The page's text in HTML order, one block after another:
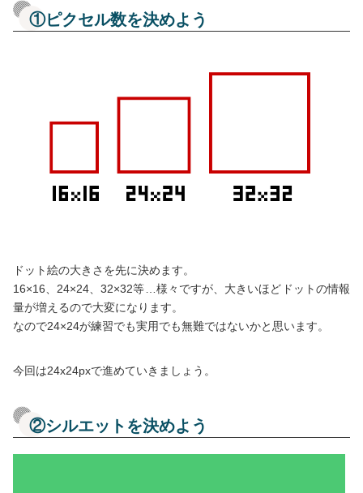
①ピクセル数を決めよう
ドット絵の大きさを先に決めます。
16×16、24×24、32×32等…様々ですが、大きいほどドットの情報
量が増えるので大変になります。
なので24×24が練習でも実用でも無難ではないかと思います。
今回は24x24pxで進めていきましょう。
②シルエットを決めよう